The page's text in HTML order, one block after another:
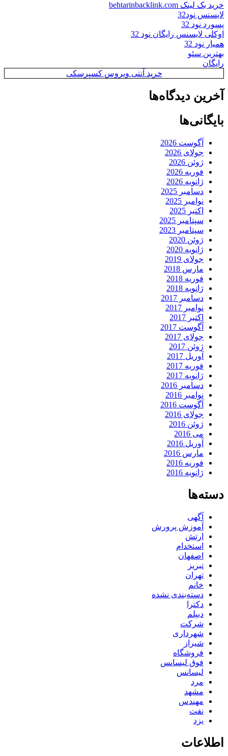
خرید بک لینک behtarinbacklink.com
لایسنس نود32
پسورد نود 32
اوکلی لایسنس رایگان نود 32
همیار نود 32
بهترین سئو
رایگان
خرید آنتی ویروس کسپرسکی
آخرین دیدگاه‌ها
بایگانی‌ها
آگوست 2026
جولای 2026
ژوئن 2026
فوریه 2026
ژانویه 2026
دسامبر 2025
نوامبر 2025
اکتبر 2025
سپتامبر 2025
سپتامبر 2023
ژوئن 2020
ژانویه 2020
جولای 2019
مارس 2018
فوریه 2018
ژانویه 2018
دسامبر 2017
نوامبر 2017
اکتبر 2017
آگوست 2017
جولای 2017
ژوئن 2017
آوریل 2017
فوریه 2017
ژانویه 2017
دسامبر 2016
نوامبر 2016
آگوست 2016
جولای 2016
ژوئن 2016
می 2016
آوریل 2016
مارس 2016
فوریه 2016
ژانویه 2016
دسته‌ها
آگهی
آموزش پرورش
ارتش
استخدام
اصفهان
تبریز
تهران
خانم
دسته‌بندی نشده
دکترا
دیپلم
شرکت
شهرداری
شیراز
فروشگاه
فوق لیسانس
لیسانس
مرد
مشهد
مهندس
نفت
یزد
اطلاعات